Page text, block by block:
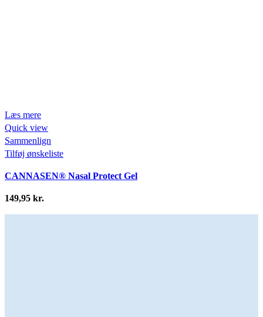
Læs mere
Quick view
Sammenlign
Tilføj ønskeliste
CANNASEN® Nasal Protect Gel
149,95 kr.